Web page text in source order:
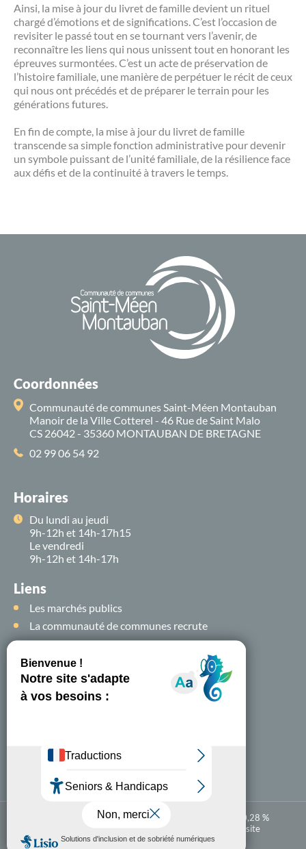
Ainsi, la mise à jour du livret de famille devient un rituel
chargé d’émotions et de significations. C’est l’occasion de
revisiter le passé tout en se tournant vers l’avenir, de
reconnaître les liens qui nous unissent tout en honorant les
épreuves surmontées. C’est un acte de préservation de
l’histoire familiale, une manière de perpétuer le récit de ceux
qui nous ont précédés et de préparer le terrain pour les
générations futures.
En fin de compte, la mise à jour du livret de famille
transcende sa simple fonction administrative pour devenir
un symbole puissant de l’unité familiale, de la résilience face
aux défis et de la continuité à travers le temps.
En 1 clic
Carte
interactive
A+
Coordonnées
Communauté de communes Saint-Méen Montauban
Manoir de la Ville Cotterel - 46 Rue de Saint Malo
CS 26042 - 35360 MONTAUBAN DE BRETAGNE
02 99 06 54 92
Horaires
Du lundi au jeudi
9h-12h et 14h-17h15
Le vendredi
9h-12h et 14h-17h
Liens
Les marchés publics
La communauté de communes recrute
Suivez-nous sur
les
réseaux sociaux !
Nous contacter
Accessibilité numérique : partiellement conforme à 80,28 %
Plan du site